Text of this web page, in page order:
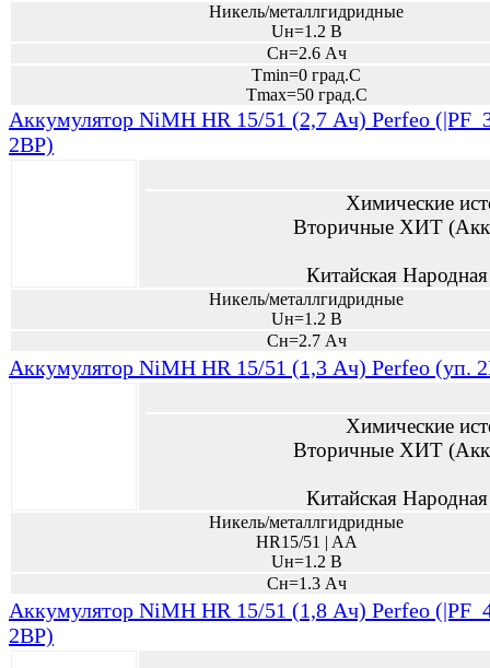
Никель/металлгидридные
Uн=1.2 В
Сн=2.6 Ач
Tmin=0 град.С
Tmax=50 град.С
Аккумулятор NiMH HR 15/51 (2,7 Ач) Perfeo
2BP)
Химические
Вторичные ХИТ
Китайская
Никель/металлгидридные
Uн=1.2 В
Сн=2.7 Ач
Аккумулятор NiMH HR 15/51 (1,3 Ач) Perfeo (уп.
Химические
Вторичные ХИТ
Китайская
Никель/металлгидридные
HR15/51 | AA
Uн=1.2 В
Сн=1.3 Ач
Аккумулятор NiMH HR 15/51 (1,8 Ач) Perfeo
2BP)